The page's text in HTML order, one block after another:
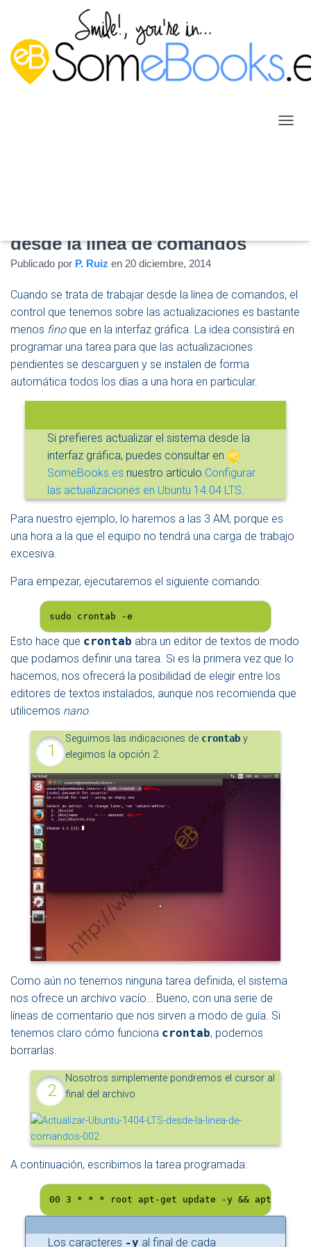
N
A
V
desde la linea de comandos
Publicado por P. Ruiz en 20 diciembre, 2014
Cuando se trata de trabajar desde la línea de comandos, el
control que tenemos sobre las actualizaciones es bastante
menos finoque en la interfaz gráfica. La idea consistirá en
programar una tarea para que las actualizaciones
pendientes se descarguen y se instalen de forma
automática todos los días a una hora en particular.
Si prefieres actualizar el sistema desde la
interfaz gráfica, puedes consultar en
SomeBooks.es nuestro artículo Configurar
las actualizaciones en Ubuntu 14.04 LTS.
Para nuestro ejemplo, lo haremos a las 3 AM, porque es
una hora a la que el equipo no tendrá una carga de trabajo
excesiva.
Para empezar, ejecutaremos el siguiente comando:
sudo crontab -e
Esto hace que crontab abra un editor de textos de modo
que podamos definir una tarea. Si es la primera vez que lo
hacemos, nos ofrecerá la posibilidad de elegir entre los
editores de textos instalados, aunque nos recomienda que
utilicemos nano.
Seguimos las indicaciones de crontab y
elegimos la opción 2.
Como aún no tenemos ninguna tarea definida, el sistema
nos ofrece un archivo vacío… Bueno, con una serie de
líneas de comentario que nos sirven a modo de guía. Si
tenemos claro cómo funciona crontab, podemos
borrarlas.
Nosotros simplemente pondremos el cursor al
final del archivo
A continuación, escribimos la tarea programada:
00 3 * * * root apt-get update -y && apt-get
Los caracteres -y al final de cada